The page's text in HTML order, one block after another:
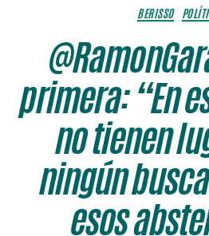
BERISSO
primera: “En
no tienen
ningún
esos